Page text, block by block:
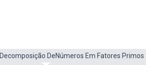
Decomposição DeNúmeros Em Fatores Primos